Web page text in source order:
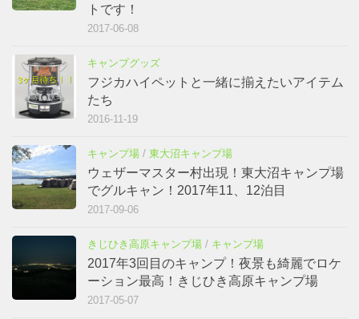
トです！
2017-06-08
キャンプグッズ
フジカハイペットと一緒に揃えたいアイテム
たち
2016-11-19
キャンプ場 / 東大沼キャンプ場
ウェザーマスター村出現！東大沼キャンプ場
でグルキャン！2017年11、12泊目
2017-09-06
きじひき高原キャンプ場 / キャンプ場
2017年3回目のキャンプ！夜景も綺麗でロケ
ーション最高！きじひき高原キャンプ場
2017-05-07